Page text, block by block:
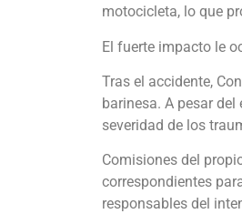
motocicleta, lo que
El fuerte impacto le
Tras el accidente,
barinesa. A pesar
severidad de los
Comisiones del
correspondientes
responsables del